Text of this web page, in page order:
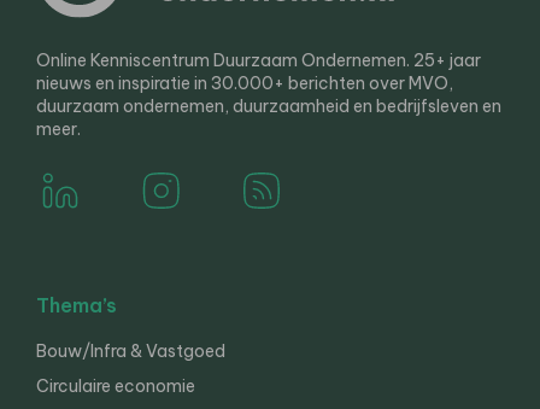
Online Kenniscentrum Duurzaam Ondernemen. 25+ jaar
nieuws en inspiratie in 30.000+ berichten over MVO,
duurzaam ondernemen, duurzaamheid en bedrijfsleven en
meer.
Thema’s
Bouw/Infra & Vastgoed
Circulaire economie